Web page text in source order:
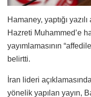
Hamaney, yaptığı
Hazreti Muhammed’e
yayımlamasının
belirtti.
İran lideri
yönelik yapılan yayın,